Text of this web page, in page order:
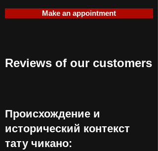
Make an appointment
Reviews of our customers
Происхождение и
исторический контекст
тату чикано: